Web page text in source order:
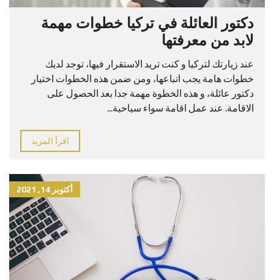
دكتور العائلة في تركيا خطوات مهمة
لابد من معرفتها
عند زيارتك لتركيا و كنت تريد الاستقرار فيها، توجد لديك
خطوات هامة يجب اتباعها، ومن ضمن هذه الخطوات اختيار
دكتور عائلة، و هذه الخطوة مهمة جدا بعد الحصول على
الاقامة. عند عمل اقامة سواء سياحية...
اقرأ المزيد
أكتوبر 14, 2021